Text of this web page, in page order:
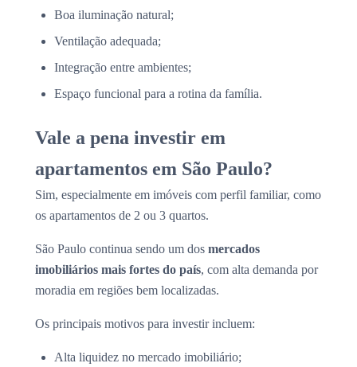
Boa iluminação natural;
Ventilação adequada;
Integração entre ambientes;
Espaço funcional para a rotina da família.
Vale a pena investir em
apartamentos em São Paulo?
Sim, especialmente em imóveis com perfil familiar, como
os apartamentos de 2 ou 3 quartos.
São Paulo continua sendo um dos mercados
imobiliários mais fortes do país, com alta demanda por
moradia em regiões bem localizadas.
Os principais motivos para investir incluem:
Alta liquidez no mercado imobiliário;